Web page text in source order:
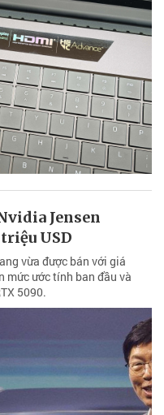
Jensen
USD
vừa được bán với giá
mức ước tính ban đầu và
5090.